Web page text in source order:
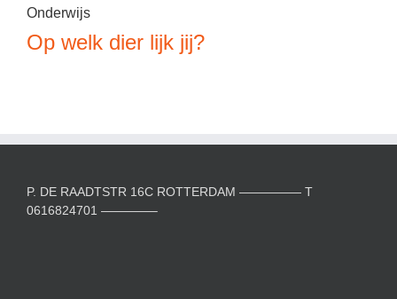
Onderwijs
Op welk dier lijk jij?
P. DE RAADTSTR 16C ROTTERDAM ————— T
0616824701 ————–